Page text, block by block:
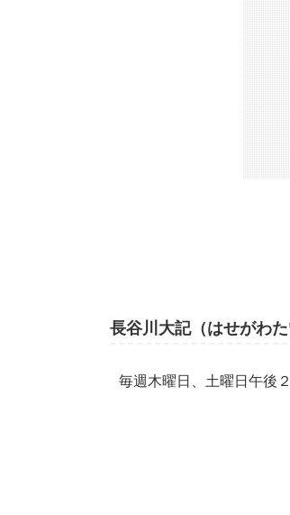
長谷川大記（はせがわ
毎週木曜日、土曜日午後